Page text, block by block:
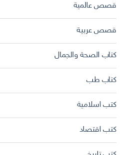
قصص عالمية
قصص عربية
كتاب الصحة والجمال
كتاب طب
كتب اسلامية
كتب اقتصاد